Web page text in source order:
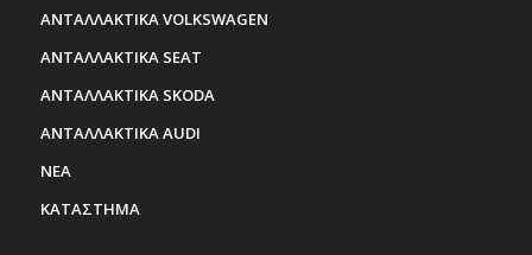
ΑΝΤΑΛΛΑΚΤΙΚΑ VOLKSWAGEN
ΑΝΤΑΛΛΑΚΤΙΚΑ SEAT
ΑΝΤΑΛΛΑΚΤΙΚΑ SKODA
ΑΝΤΑΛΛΑΚΤΙΚΑ AUDI
ΝΕΑ
ΚΑΤΑΣΤΗΜΑ